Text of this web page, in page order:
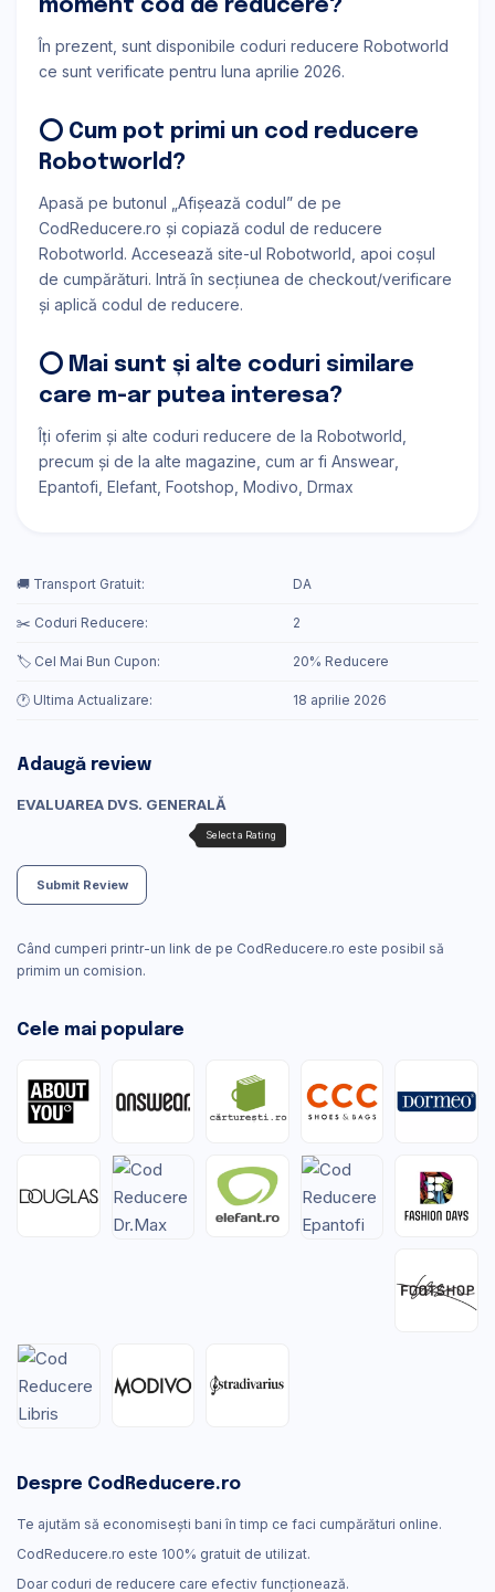
moment cod de reducere?
În prezent, sunt disponibile coduri reducere Robotworld
ce sunt verificate pentru luna aprilie 2026.
⭕ Cum pot primi un cod reducere
Robotworld?
Apasă pe butonul „Afișează codul” de pe
CodReducere.ro și copiază codul de reducere
Robotworld. Accesează site-ul Robotworld, apoi coșul
de cumpărături. Intră în secțiunea de checkout/verificare
și aplică codul de reducere.
⭕ Mai sunt și alte coduri similare
care m-ar putea interesa?
Îți oferim și alte coduri reducere de la Robotworld,
precum și de la alte magazine, cum ar fi Answear
Epantofi Elefant Footshop Modivo Drmax
🚚 Transport Gratuit: DA
✂️ Coduri Reducere: 2
🏷️ Cel Mai Bun Cupon: 20% Reducere
🕐 Ultima Actualizare: 18 aprilie 2026
Adaugă review
EVALUAREA DVS. GENERALĂ
Submit Review
Când cumperi printr-un link de pe CodReducere.ro este posibil să
primim un comision.
Cele mai populare
Despre CodReducere.ro
Te ajutăm să economisești bani în timp ce faci cumpărături online.
CodReducere.ro este 100% gratuit de utilizat.
Doar coduri de reducere care efectiv funcţionează.